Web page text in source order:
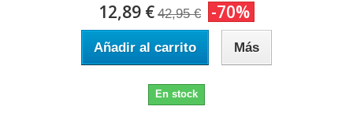
12,89 € 42,95 € -70%
Añadir al carrito Más
En stock